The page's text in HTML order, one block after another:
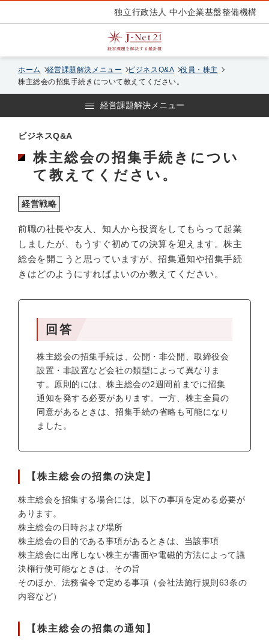
独立行政法人 中小企業基盤整備機構
ホーム 経営課題解決メニュー ビジネスQ&A
役員・株主
株主総会の招集手続きについて教えてください。
経営課題解決メニュー
ビジネスQ&A
株主総会の招集手続きについ
て教えてください。
経営戦略
前職の社長や友人、知人から投資をしてもらって起業
しましたが、もうすぐ初めての決算を迎えます。株主
総会を開こうと思っていますが、招集通知や招集手続
きはどのようにすればよいのか教えてください。
回答
株主総会の招集手続は、公開・非公開、取締役会
設置・非設置など会社の類型によって異なりま
す。原則的には、株主総会の2週間前までに招集
通知を発する必要があります。一方、株主全員の
同意があるときは、招集手続の省略も可能になり
ました。
【株主総会の招集の決定】
株主総会を招集する場合には、以下の事項を定める必要が
あります。
株主総会の日時および場所
株主総会の目的である事項があるときは、当該事項
株主総会に出席しない株主が書面や電磁的方法によって議
決権行使可能なときは、その旨
そのほか、法務省令で定める事項（会社法施行規則63条の
内容など）
【株主総会の招集の通知】